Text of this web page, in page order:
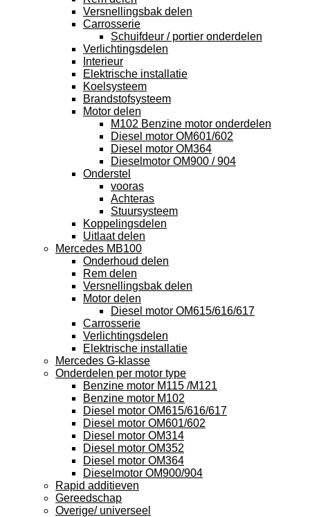
Versnellingsbak delen
Carrosserie
Schuifdeur / portier onderdelen
Verlichtingsdelen
Interieur
Elektrische installatie
Koelsysteem
Brandstofsysteem
Motor delen
M102 Benzine motor onderdelen
Diesel motor OM601/602
Diesel motor OM364
Dieselmotor OM900 / 904
Onderstel
vooras
Achteras
Stuursysteem
Koppelingsdelen
Uitlaat delen
Mercedes MB100
Onderhoud delen
Rem delen
Versnellingsbak delen
Motor delen
Diesel motor OM615/616/617
Carrosserie
Verlichtingsdelen
Elektrische installatie
Mercedes G-klasse
Onderdelen per motor type
Benzine motor M115 /M121
Benzine motor M102
Diesel motor OM615/616/617
Diesel motor OM601/602
Diesel motor OM314
Diesel motor OM352
Diesel motor OM364
Dieselmotor OM900/904
Rapid additieven
Gereedschap
Overige/ universeel